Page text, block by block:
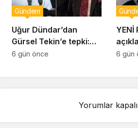
Uğur Dündar’dan
Gürsel Tekin’e tepki:
Hakkında suç
Gündem
6 gün önce
YENİ
bin
6 gün
Yorumlar